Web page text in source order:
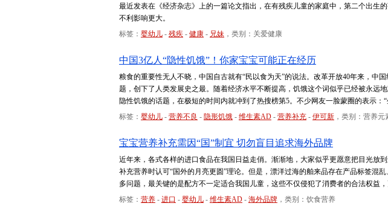
最近发表在《经济杂志》上的一篇论文指出，在有残疾儿童的家庭中，第二个出生
不利影响更大。
标签： 婴幼儿 - 残疾 - 健康 - 兄妹 ，类别：关爱健康
中国3亿人“隐性饥饿”！你家宝宝可能正在经历
粮食的重要性无人不晓，中国自古就有“民以食为天”的说法。改革开放40年来，中
题，创下了人类发展史之最。随着经济水平不断提高，饥饿这个词似乎已经被永远
隐性饥饿的话题，在极短的时间内就冲到了热搜榜第5。不少网友一脸蒙圈的表示：
标签： 婴幼儿 - 营养不良 - 隐形饥饿 - 维生素AD - 营养补充 - 伊可新 ，类别：营养元
宝宝营养补充需因“国”制宜 切勿盲目追求海外品牌
近年来，各式各样的进口食品在我国日益走俏。渐渐地，大家似乎更愿意把目光放
补充营养时认可“国外的月亮更圆”理论。但是，漂洋过海的舶来品存在产品标签混
多问题，最关键的是配方不一定适合我国儿童，这些不仅侵犯了消费者的合法权益
标签： 营养 - 进口 - 婴幼儿 - 维生素AD - 海外品牌 ，类别：饮食营养